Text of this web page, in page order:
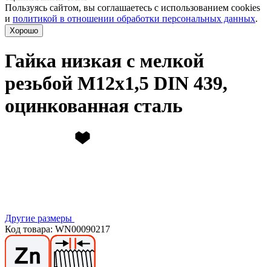
Пользуясь сайтом, вы соглашаетесь с использованием cookies
и политикой в отношении обработки персональных данных.
Хорошо
Гайка низкая с мелкой
резьбой М12х1,5 DIN 439,
оцинкованная сталь
Другие размеры
Код товара: WN00090217